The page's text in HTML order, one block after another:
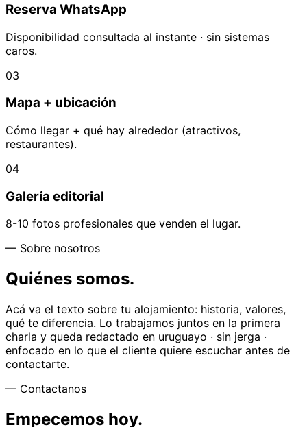
Reserva WhatsApp
Disponibilidad consultada al instante · sin sistemas
caros.
03
Mapa + ubicación
Cómo llegar + qué hay alrededor (atractivos,
restaurantes).
04
Galería editorial
8-10 fotos profesionales que venden el lugar.
— Sobre nosotros
Quiénes somos.
Acá va el texto sobre tu alojamiento: historia, valores,
qué te diferencia. Lo trabajamos juntos en la primera
charla y queda redactado en uruguayo · sin jerga ·
enfocado en lo que el cliente quiere escuchar antes de
contactarte.
— Contactanos
Empecemos hoy.